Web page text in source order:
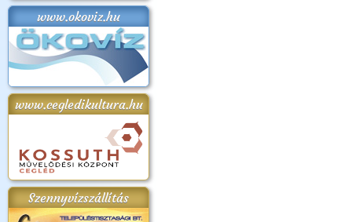
www.okoviz.hu
www.cegledikultura.hu
Szennyvízszállítás
2018.
Kossuth Toborzó
Ünnepély
Szent István Ünnepe
(2017. 08. 20.)